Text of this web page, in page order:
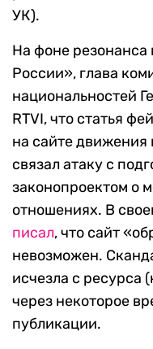
УК).
На фоне резонанса
России», глава
национальностей
RTVI, что статья
на сайте движения
связал атаку с
законопроектом о
отношениях. В
писал, что сайт
невозможен.
исчезла с ресурса
через некоторое
публикации.